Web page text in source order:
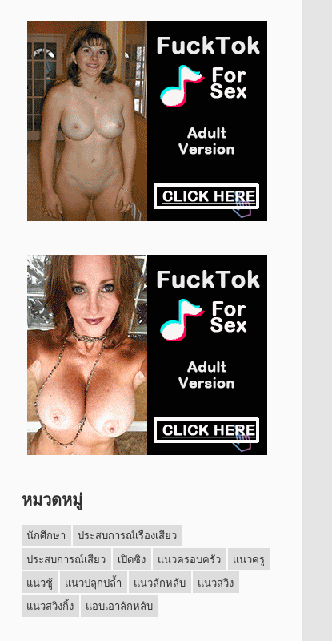
หมวดหมู่
นักศึกษา
ประสบการณ์เรื่องเสียว
ประสบการณ์เสียว
เปิดซิง แนวครอบครัว
แนวครู
แนวชู้
แนวปลุกปล้ำ แนวลักหลับ
แนวสวิง
แนวสวิงกิ้ง
แอบเอาลักหลับ